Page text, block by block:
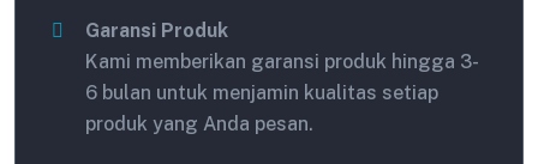
Garansi Produk
Kami memberikan garansi produk hingga 3-
6 bulan untuk menjamin kualitas setiap
produk yang Anda pesan.